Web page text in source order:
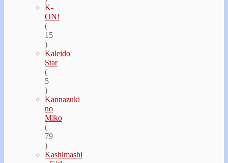
K-
ON!
(
15
)
Kaleido
Star
(
5
)
Kannazuki
no
Miko
(
79
)
Kashimashi